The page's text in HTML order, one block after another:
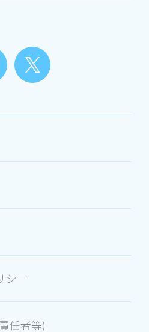
シー
任者等)